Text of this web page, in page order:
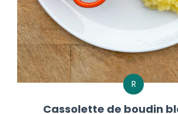
R
Cassolette de boudin